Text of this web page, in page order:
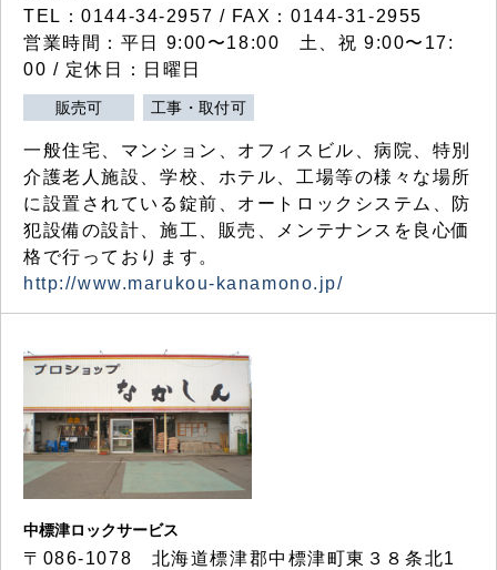
TEL：0144-34-2957 / FAX：0144-31-2955
営業時間：平日 9:00〜18:00 土、祝 9:00〜17:
00 / 定休日：日曜日
販売可 工事・取付可
一般住宅、マンション、オフィスビル、病院、特別
介護老人施設、学校、ホテル、工場等の様々な場所
に設置されている錠前、オートロックシステム、防
犯設備の設計、施工、販売、メンテナンスを良心価
格で行っております。
http://www.marukou-kanamono.jp/
中標津ロックサービス
〒086-1078 北海道標津郡中標津町東３８条北1